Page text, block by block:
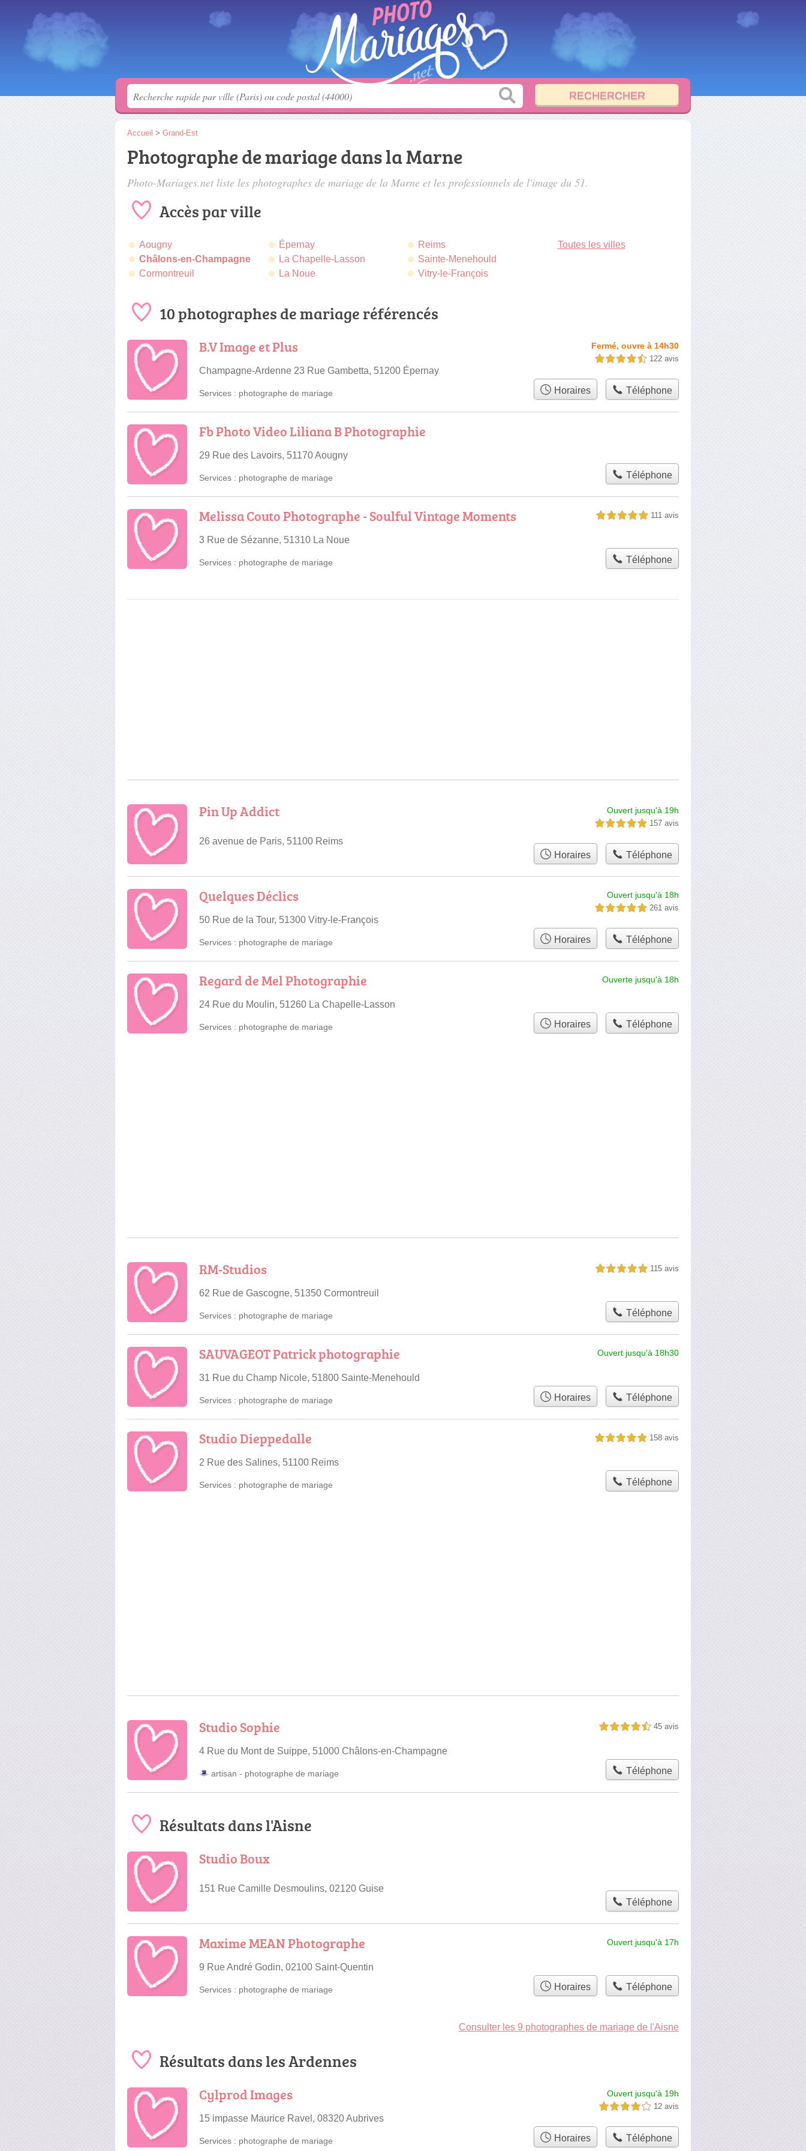
Accueil > Grand-Est
Photographe de mariage dans la Marne
Photo-Mariages.net liste les photographes de mariage de la Marne et les professionnels de l'image du 51.
Accès par ville
Aougny
Châlons-en-Champagne
Cormontreuil
Épernay
La Chapelle-Lasson
La Noue
Reims
Sainte-Menehould
Vitry-le-François
Toutes les villes
10 photographes de mariage référencés
B.V Image et Plus
Champagne-Ardenne 23 Rue Gambetta, 51200 Épernay
Fermé, ouvre à 14h30
4,5 étoiles sur 5 122 avis
Services : photographe de mariage Horaires Téléphone
Fb Photo Video Liliana B Photographie
29 Rue des Lavoirs, 51170 Aougny
Services : photographe de mariage Téléphone
Melissa Couto Photographe - Soulful Vintage Moments
3 Rue de Sézanne, 51310 La Noue
5,0 étoiles sur 5 111 avis
Services : photographe de mariage Téléphone
Pin Up Addict
26 avenue de Paris, 51100 Reims
Ouvert jusqu'à 19h
5,0 étoiles sur 5 157 avis
Horaires Téléphone
Quelques Déclics
50 Rue de la Tour, 51300 Vitry-le-François
Ouvert jusqu'à 18h
5,0 étoiles sur 5 261 avis
Services : photographe de mariage Horaires Téléphone
Regard de Mel Photographie
24 Rue du Moulin, 51260 La Chapelle-Lasson
Ouverte jusqu'à 18h
Services : photographe de mariage Horaires Téléphone
RM-Studios
62 Rue de Gascogne, 51350 Cormontreuil
5,0 étoiles sur 5 115 avis
Services : photographe de mariage Téléphone
SAUVAGEOT Patrick photographie
31 Rue du Champ Nicole, 51800 Sainte-Menehould
Ouvert jusqu'à 18h30
Services : photographe de mariage Horaires Téléphone
Studio Dieppedalle
2 Rue des Salines, 51100 Reims
5,0 étoiles sur 5 158 avis
Services : photographe de mariage Téléphone
Studio Sophie
4 Rue du Mont de Suippe, 51000 Châlons-en-Champagne
4,5 étoiles sur 5 45 avis
artisan - photographe de mariage Téléphone
Résultats dans l'Aisne
Studio Boux
151 Rue Camille Desmoulins, 02120 Guise
Téléphone
Maxime MEAN Photographe
9 Rue André Godin, 02100 Saint-Quentin
Ouvert jusqu'à 17h
Services : photographe de mariage Horaires Téléphone
Consulter les 9 photographes de mariage de l'Aisne
Résultats dans les Ardennes
Cylprod Images
15 impasse Maurice Ravel, 08320 Aubrives
Ouvert jusqu'à 19h
4,0 étoiles sur 5 12 avis
Services : photographe de mariage Horaires Téléphone